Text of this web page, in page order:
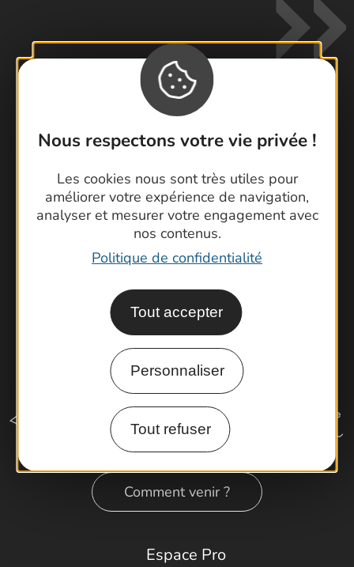
Nous respectons votre vie privée !
Les cookies nous sont très utiles pour
améliorer votre expérience de navigation,
analyser et mesurer votre engagement avec
nos contenus.
Politique de confidentialité
Tout accepter
Personnaliser
Tout refuser
Contactez-nous !
Brochures
Cartoguides et Topoguides
Latitude Gard
Comment venir ?
Espace Pro